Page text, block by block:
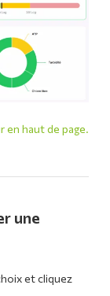
en haut de page.
une
et cliquez